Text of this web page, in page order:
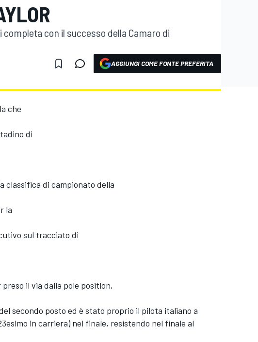
con il successo della Camaro di
AGGIUNGI COME FONTE PREFERITA
che
di
classifica di campionato della
la
sul tracciato di
il via dalla pole position,
secondo posto ed è stato proprio il pilota italiano a
in carriera) nel finale, resistendo nel finale al